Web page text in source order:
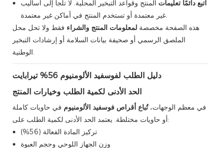
اتبع دائمًا تعليمات المنتج وقواعد التبخير المحلية. لا تلجأ إلى أساليب
غير معتمدة أو تستخدم المنتج في أماكن غير معتمدة.
هذه الصفحة مخصصة لمعلومات المنتج والشراء فقط ولا تحل محل
الملصق الرسمي أو صحيفة بيانات السلامة أو إرشادات التبخير
الوطنية.
دليل الطلب لفوسفيد الألومنيوم 56% تيرابايت
الحد الأدنى لكمية الطلب وخيارات المنتج
في معظم الوجهات،تُباع أقراص فوسفيد الألومنيوم في حاويات كاملة
أو حاويات مختلطة. يعتمد الحد الأدنى لكمية الطلب على:
تركيز المادة الفعالة (56%)
وزن الجهاز اللوحي وحجم العبوة